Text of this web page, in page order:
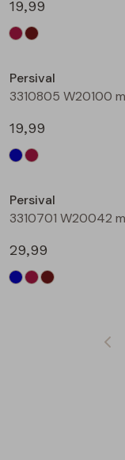
19,99
Persival
19,99
Persival
29,99